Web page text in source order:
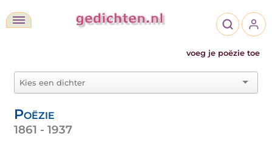
voeg je poëzie toe
Poëzie
1861 - 1937